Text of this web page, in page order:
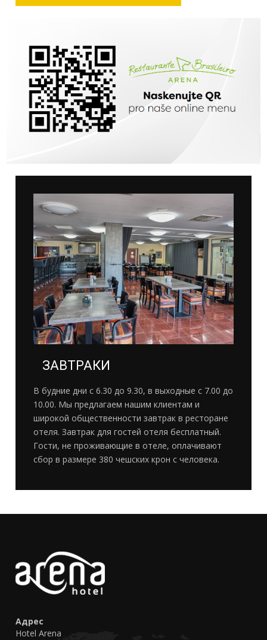
ЗАВТРАКИ
В будние дни с 6.30 до 9.30, в выходные с 7.00 до
10.00. Мы предлагаем нашим клиентам и
широкой общественности завтрак в ресторане
отеля. Завтрак для гостей отеля бесплатный.
Гости, не проживающие в отеле, оплачивают
сбор в размере 380 чешских крон с человека.
Адрес
Hotel Arena